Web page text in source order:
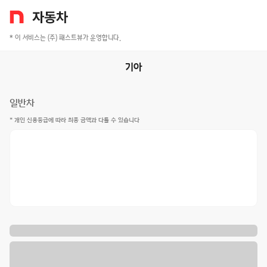
* 이 서비스는 (주) 패스트뷰가 운영합니다.
기아
일반차
* 개인 신용등급에 따라 최종 금액과 다를 수 있습니다